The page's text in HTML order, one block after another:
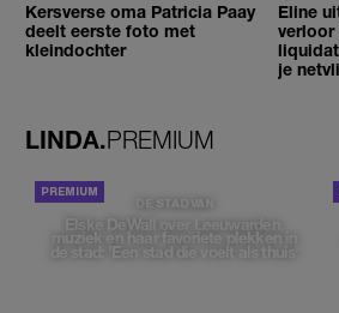
Kersverse oma Patricia Paay
deelt eerste foto met
kleindochter
Eline
verloor
je
LINDA.PREMIUM
DE STAD VAN
Elske DeWall over Leeuwarden,
muziek en haar favoriete plekken in
de stad: 'Een stad die voelt als thuis'